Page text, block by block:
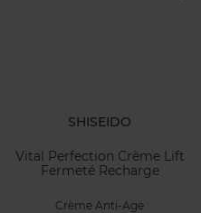
SHISEIDO
Vital Perfection Crème Lift
Fermeté Recharge
Crème Anti-Age